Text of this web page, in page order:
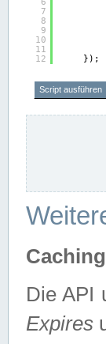
7
8
9
10
11
12
});
Script ausführen
Caching
Die API
Expires